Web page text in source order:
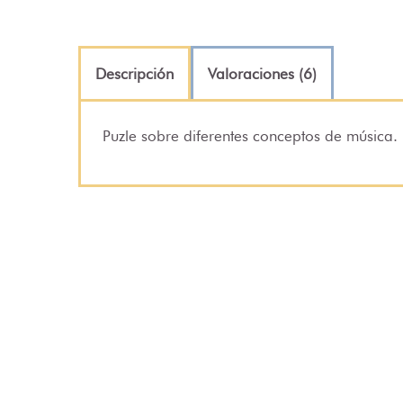
Descripción Valoraciones (6)
Puzle sobre diferentes conceptos de música.